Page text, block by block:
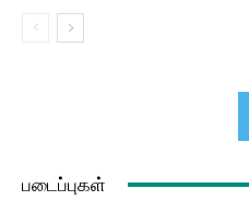
படைப்புகள்